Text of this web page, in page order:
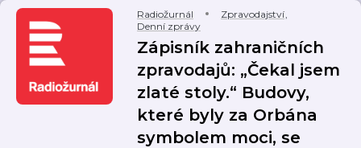
Radiožurnál Zpravodajství,
Denní zprávy
Zápisník zahraničních
zpravodajů: „Čekal jsem
zlaté stoly.“ Budovy,
které byly za Orbána
symbolem moci, se